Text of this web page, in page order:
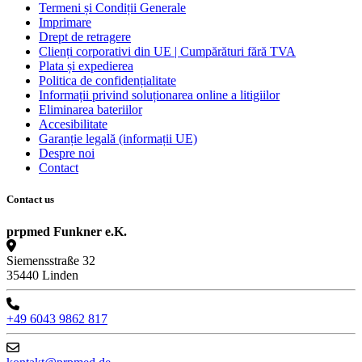
Termeni și Condiții Generale
Imprimare
Drept de retragere
Clienți corporativi din UE | Cumpărături fără TVA
Plata și expedierea
Politica de confidențialitate
Informații privind soluționarea online a litigiilor
Eliminarea bateriilor
Accesibilitate
Garanție legală (informații UE)
Despre noi
Contact
Contact us
prpmed Funkner e.K.
Siemensstraße 32
35440 Linden
+49 6043 9862 817